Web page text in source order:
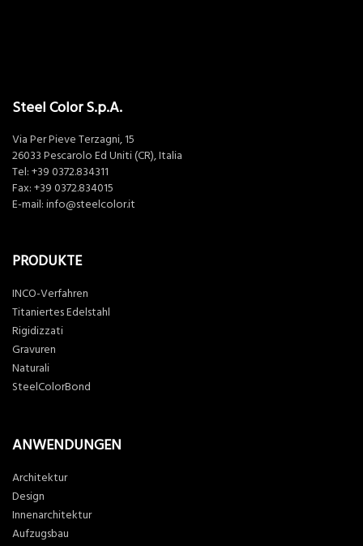
Steel Color S.p.A.
Via Per Pieve Terzagni, 15
26033 Pescarolo Ed Uniti (CR), Italia
Tel: +39 0372.834311
Fax: +39 0372.834015
E-mail: info@steelcolor.it
PRODUKTE
INCO-Verfahren
Titaniertes Edelstahl
Rigidizzati
Gravuren
Naturali
SteelColorBond
ANWENDUNGEN
Architektur
Design
Innenarchitektur
Aufzugsbau